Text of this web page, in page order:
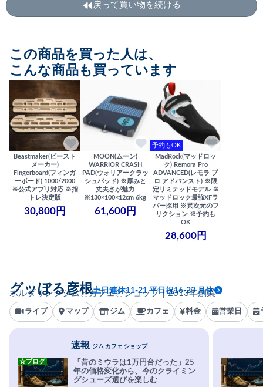
戻って買い物を続ける
この商品を買った人は、
こんな商品も買っています
Beastmaker(ビースト
メーカー)
Fingerboard(フィンガ
ーボード) 1000/2000
※公式アプリ対応 ※指
トレ決定版
30,800円
MOON(ムーン)
WARRIOR CRASH
PAD(ウォリアークラッ
シュパッド) ※厚みと
丈夫さが魅力
※130×100×12cm 6kg
61,600円
予約もOK
MadRock(マッドロッ
ク) Remora Pro
ADVANCED(レモラ プ
ロ アドバンスト) ※限
定リミテッドモデル ※
マッドロック最強XFラ
バー採用 ※異次元のフ
リクション ※予約も
OK
28,600円
ボルダリングジムとカフェとショップ｜2013年創業
グッぼる彦根土日連休11-21 平日祝16-23 月休
ライブ マップ ジム カフェ 料金 営業日
速報 ジム カフェ ショップ
「昔のミウラは1万円台だった」25
年の価格変化から、今のクライミン
グシューズ選びを楽しむ
☆ブログ